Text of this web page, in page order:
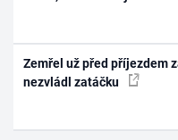
Zemřel už před příjezdem
nezvládl zatáčku